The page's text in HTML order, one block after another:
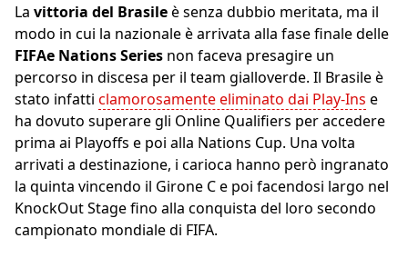
La vittoria del Brasileè senza dubbio meritata, ma il
modo in cui la nazionale è arrivata alla fase finale delle
FIFAe Nations Series non faceva presagire un
percorso in discesa per il team gialloverde. Il Brasile è
stato infatti clamorosamente eliminato dai Play-Ins e
ha dovuto superare gli Online Qualifiers per accedere
prima ai Playoffs e poi alla Nations Cup. Una volta
arrivati a destinazione, i carioca hanno però ingranato
la quinta vincendo il Girone C e poi facendosi largo nel
KnockOut Stage fino alla conquista del loro secondo
campionato mondiale di FIFA.